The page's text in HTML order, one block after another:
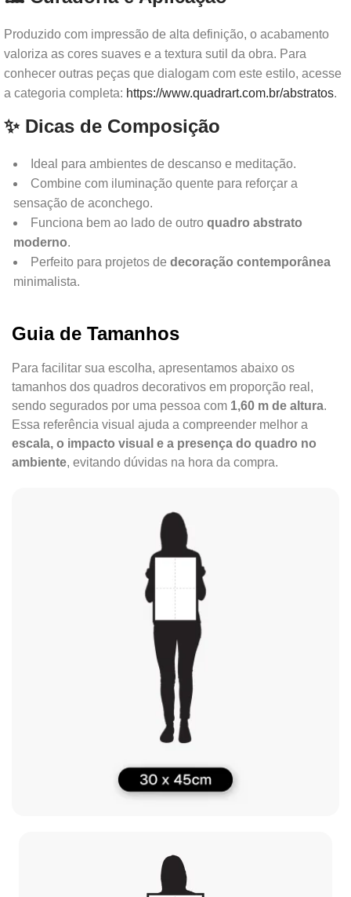
Produzido com impressão de alta definição, o acabamento
valoriza as cores suaves e a textura sutil da obra. Para
conhecer outras peças que dialogam com este estilo, acesse
a categoria completa: https://www.quadrart.com.br/abstratos.
✨ Dicas de Composição
Ideal para ambientes de descanso e meditação.
Combine com iluminação quente para reforçar a
sensação de aconchego.
Funciona bem ao lado de outro quadro abstrato
moderno.
Perfeito para projetos de decoração contemporânea
minimalista.
Guia de Tamanhos
Para facilitar sua escolha, apresentamos abaixo os
tamanhos dos quadros decorativos em proporção real,
sendo segurados por uma pessoa com 1,60 m de altura.
Essa referência visual ajuda a compreender melhor a
escala, o impacto visual e a presença do quadro no
ambiente, evitando dúvidas na hora da compra.